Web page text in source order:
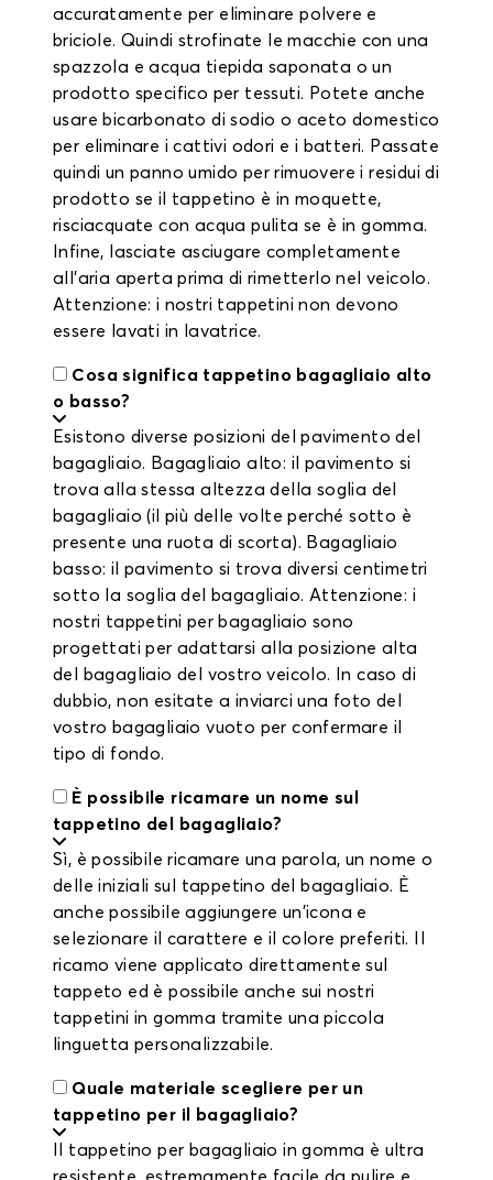
accuratamente per eliminare polvere e
briciole. Quindi strofinate le macchie con una
spazzola e acqua tiepida saponata o un
prodotto specifico per tessuti. Potete anche
usare bicarbonato di sodio o aceto domestico
per eliminare i cattivi odori e i batteri. Passate
quindi un panno umido per rimuovere i residui di
prodotto se il tappetino è in moquette,
risciacquate con acqua pulita se è in gomma.
Infine, lasciate asciugare completamente
all'aria aperta prima di rimetterlo nel veicolo.
Attenzione: i nostri tappetini non devono
essere lavati in lavatrice.
Cosa significa tappetino bagagliaio alto
o basso?
Esistono diverse posizioni del pavimento del
bagagliaio. Bagagliaio alto: il pavimento si
trova alla stessa altezza della soglia del
bagagliaio (il più delle volte perché sotto è
presente una ruota di scorta). Bagagliaio
basso: il pavimento si trova diversi centimetri
sotto la soglia del bagagliaio. Attenzione: i
nostri tappetini per bagagliaio sono
progettati per adattarsi alla posizione alta
del bagagliaio del vostro veicolo. In caso di
dubbio, non esitate a inviarci una foto del
vostro bagagliaio vuoto per confermare il
tipo di fondo.
È possibile ricamare un nome sul
tappetino del bagagliaio?
Sì, è possibile ricamare una parola, un nome o
delle iniziali sul tappetino del bagagliaio. È
anche possibile aggiungere un'icona e
selezionare il carattere e il colore preferiti. Il
ricamo viene applicato direttamente sul
tappeto ed è possibile anche sui nostri
tappetini in gomma tramite una piccola
linguetta personalizzabile.
Quale materiale scegliere per un
tappetino per il bagagliaio?
Il tappetino per bagagliaio in gomma è ultra